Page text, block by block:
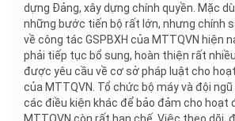
dựng Đảng, xây dựng chính quyền. Mặc
những bước tiến bộ rất lớn, nhưng chính
về công tác GSPBXH của MTTQVN hiện
phải tiếp tục bổ sung, hoàn thiện rất
được yêu cầu về cơ sở pháp luật cho
của MTTQVN. Tổ chức bộ máy và đội
các điều kiện khác để bảo đảm cho hoạt